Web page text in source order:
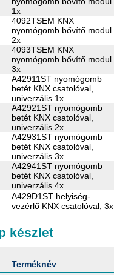
1x
4092TSEM KNX
nyomógomb bővítő modul
2x
4093TSEM KNX
nyomógomb bővítő modul
3x
A42911ST nyomógomb
betét KNX csatolóval,
univerzális 1x
A42921ST nyomógomb
betét KNX csatolóval,
univerzális 2x
A42931ST nyomógomb
betét KNX csatolóval,
univerzális 3x
A42941ST nyomógomb
betét KNX csatolóval,
univerzális 4x
A429D1ST helyiség-
vezérlő KNX csatolóval, 3x
készlet
Terméknév